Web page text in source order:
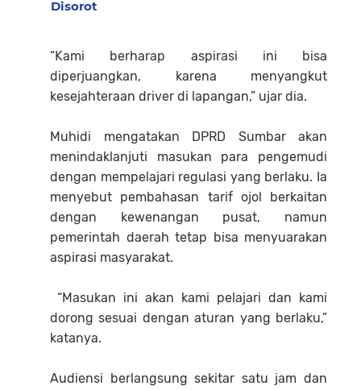
Disorot
“Kami berharap aspirasi ini bisa
diperjuangkan, karena menyangkut
kesejahteraan driver di lapangan,” ujar dia.
Muhidi mengatakan DPRD Sumbar akan
menindaklanjuti masukan para pengemudi
dengan mempelajari regulasi yang berlaku. Ia
menyebut pembahasan tarif ojol berkaitan
dengan kewenangan pusat, namun
pemerintah daerah tetap bisa menyuarakan
aspirasi masyarakat.
“Masukan ini akan kami pelajari dan kami
dorong sesuai dengan aturan yang berlaku,”
katanya.
Audiensi berlangsung sekitar satu jam dan